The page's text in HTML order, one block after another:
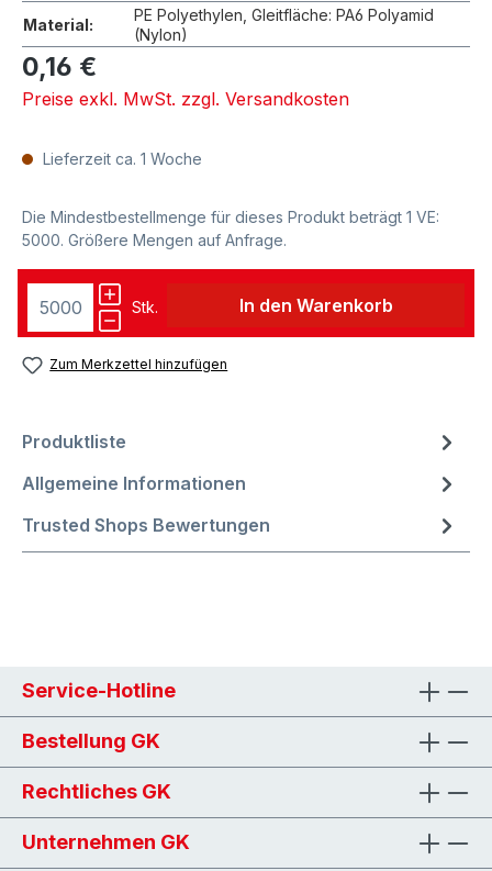
Material:
PE Polyethylen, Gleitfläche: PA6 Polyamid
(Nylon)
0,16 €
Preise exkl. MwSt. zzgl. Versandkosten
Lieferzeit ca. 1 Woche
Die Mindestbestellmenge für dieses Produkt beträgt 1 VE:
5000. Größere Mengen auf Anfrage.
Stk. In den Warenkorb
Zum Merkzettel hinzufügen
Produktliste
Allgemeine Informationen
Trusted Shops Bewertungen
Service-Hotline
Bestellung GK
Rechtliches GK
Unternehmen GK